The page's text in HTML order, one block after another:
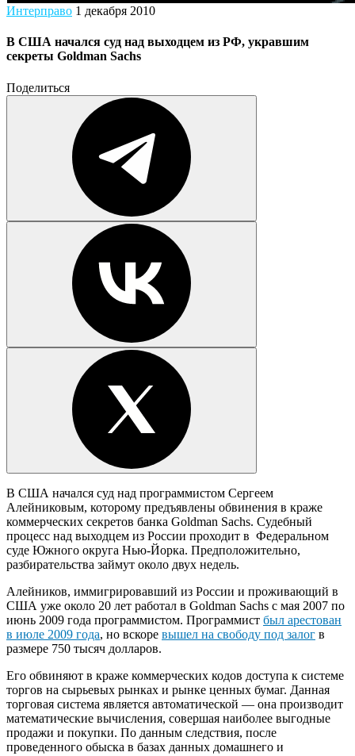
Интерправо 1 декабря 2010
В США начался суд над выходцем из РФ, укравшим
секреты Goldman Sachs
Поделиться
В США начался суд над программистом Сергеем
Алейниковым, которому предъявлены обвинения в краже
коммерческих секретов банка Goldman Sachs. Судебный
процесс над выходцем из России проходит в Федеральном
суде Южного округа Нью-Йорка. Предположительно,
разбирательства займут около двух недель.
Алейников, иммигрировавший из России и проживающий в
США уже около 20 лет работал в Goldman Sachs с мая 2007 по
июнь 2009 года программистом. Программист был арестован
в июле 2009 года, но вскоре вышел на свободу под залог в
размере 750 тысяч долларов.
Его обвиняют в краже коммерческих кодов доступа к системе
торгов на сырьевых рынках и рынке ценных бумаг. Данная
торговая система является автоматической — она производит
математические вычисления, совершая наиболее выгодные
продажи и покупки. По данным следствия, после
проведенного обыска в базах данных домашнего и